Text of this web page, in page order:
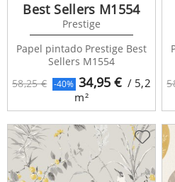
58,25 € -40% 34,95 € / 5,2
m²
Best Sellers M1554
Prestige
Papel pintado Prestige Best
Sellers M1554